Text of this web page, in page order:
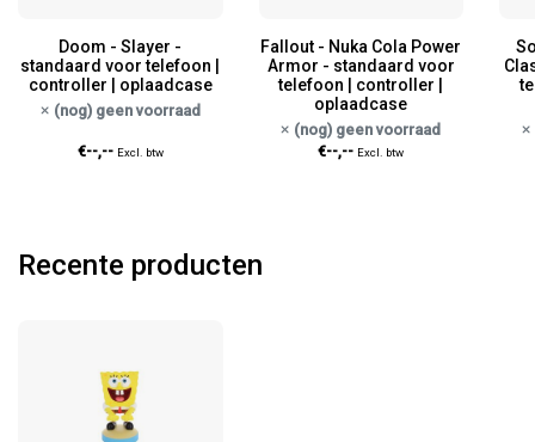
Doom - Slayer -
standaard voor telefoon |
controller | oplaadcase
(nog) geen voorraad
€--,-- Excl. btw
Fallout - Nuka Cola Power
Armor - standaard voor
telefoon | controller |
oplaadcase
(nog) geen voorraad
€--,-- Excl. btw
Recente producten